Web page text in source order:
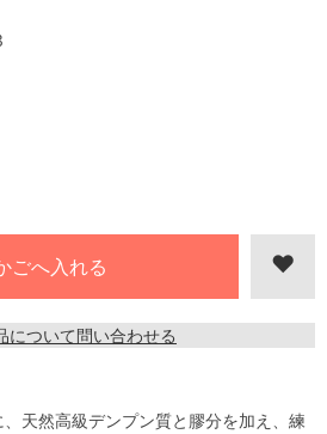
について問い合わせる
天然高級デンプン質と膠分を加え、練